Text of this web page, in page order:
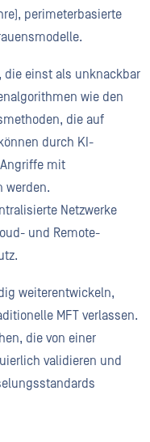
perimeterbasierte
die einst als unknackbar
wie den
die auf
durch KI-
mit
werden.
Netzwerke
und Remote-
weiterentwickeln,
MFT verlassen.
die von einer
validieren und